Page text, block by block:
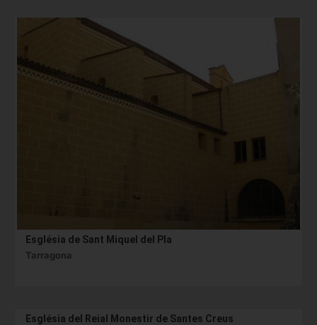
Església de Sant Miquel del Pla
Tarragona
Església del Reial Monestir de Santes Creus